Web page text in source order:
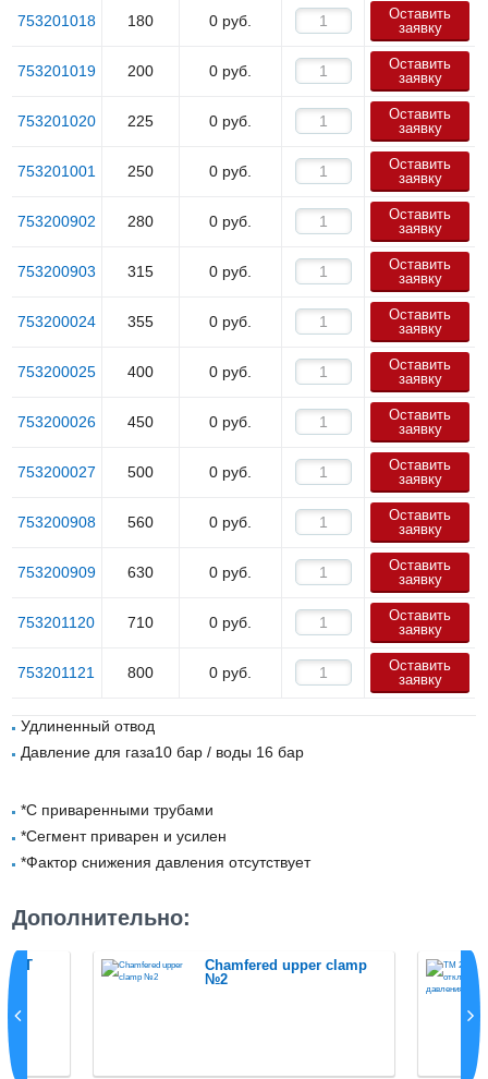
753201018 180 0 руб.
Оставить
заявку
753201019 200 0 руб.
Оставить
заявку
753201020 225 0 руб.
Оставить
заявку
753201001 250 0 руб.
Оставить
заявку
753200902 280 0 руб.
Оставить
заявку
753200903 315 0 руб.
Оставить
заявку
753200024 355 0 руб.
Оставить
заявку
753200025 400 0 руб.
Оставить
заявку
753200026 450 0 руб.
Оставить
заявку
753200027 500 0 руб.
Оставить
заявку
753200908 560 0 руб.
Оставить
заявку
753200909 630 0 руб.
Оставить
заявку
753201120 710 0 руб.
Оставить
заявку
753201121 800 0 руб.
Оставить
заявку
Удлиненный отвод
Давление для газа10 бар / воды 16 бар
*С приваренными трубами
*Сегмент приварен и усилен
*Фактор снижения давления отсутствует
Дополнительно:
FIT
Chamfered upper clamp
№2